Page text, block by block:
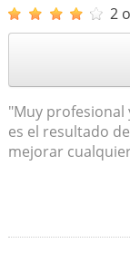
2
"Muy profesional
es el resultado
mejorar